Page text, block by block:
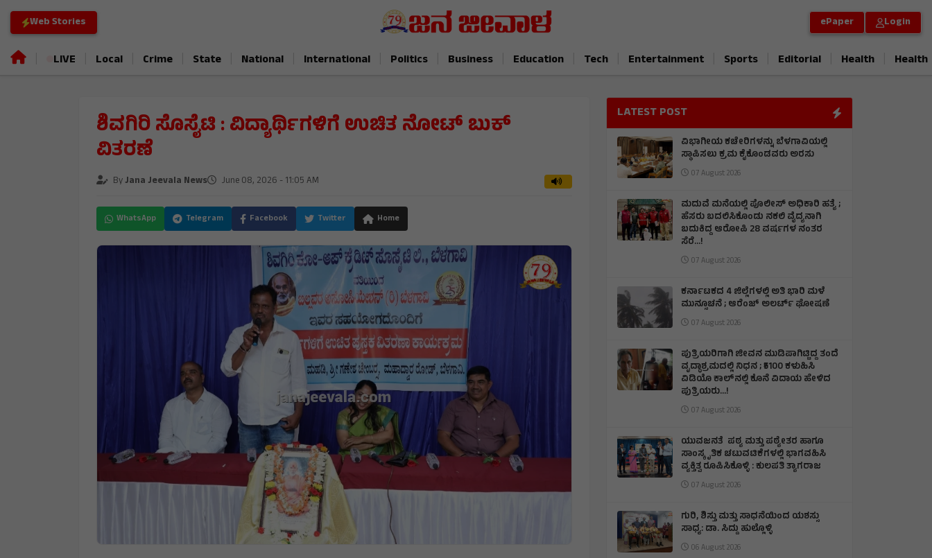
Web Stories ePaper Login
LIVE Local Crime State National International Politics Business Education Tech Entertainment Sports Editorial Health Health
ಶಿವಗಿರಿ ಸೊಸೈಟಿ : ವಿದ್ಯಾರ್ಥಿಗಳಿಗೆ ಉಚಿತ ನೋಟ್ ಬುಕ್
ವಿತರಣೆ
ByJana Jeevala News June 08, 2026 - 11:05 AM
WhatsApp Telegram Facebook Twitter Home
LATEST POST
ವಿಭಾಗೀಯ ಕಚೇರಿಗಳನ್ನು ಬೆಳಗಾವಿಯಲ್ಲಿ
ಸ್ಥಾಪಿಸಲು ಕ್ರಮ ಕೈಕೊಂಡವರು ಅರಸು
07 August 2026
ಮದುವೆ ಮನೆಯಲ್ಲಿ ಪೊಲೀಸ್ ಅಧಿಕಾರಿ ಹತ್ಯೆ ;
ಹೆಸರು ಬದಲಿಸಿಕೊಂಡು ನಕಲಿ ವೈದ್ಯನಾಗಿ
ಬದುಕಿದ್ದ ಆರೋಪಿ 28 ವರ್ಷಗಳ ನಂತರ
ಸೆರೆ…!
07 August 2026
ಕರ್ನಾಟಕದ 4 ಜಿಲ್ಲೆಗಳಲ್ಲಿ ಅತಿ ಭಾರಿ ಮಳೆ
ಮುನ್ಸೂಚನೆ ; ಆರೆಂಜ್‌ ಅಲರ್ಟ್‌ ಘೋಷಣೆ
07 August 2026
ಪುತ್ರಿಯರಿಗಾಗಿ ಜೀವನ ಮುಡಿಪಾಗಿಟ್ಟಿದ್ದ ತಂದೆ
ವೃದ್ಧಾಶ್ರಮದಲ್ಲಿ ನಿಧನ ; ₹5100 ಕಳುಹಿಸಿ
ವಿಡಿಯೊ ಕಾಲ್‌ನಲ್ಲಿ ಕೊನೆ ವಿದಾಯ ಹೇಳಿದ
ಪುತ್ರಿಯರು...!
07 August 2026
ಯುವಜನತೆ ಪಠ್ಯ ಮತ್ತು ಪಠ್ಯೇತರ ಹಾಗೂ
ಸಾಂಸ್ಕೃತಿಕ ಚಟುವಟಿಕೆಗಳಲ್ಲಿ ಭಾಗವಹಿಸಿ
ವ್ಯಕ್ತಿತ್ವ ರೂಪಿಸಿಕೊಳ್ಳಿ : ಕುಲಪತಿ ತ್ಯಾಗರಾಜ
07 August 2026
ಗುರಿ, ಶಿಸ್ತು ಮತ್ತು ಸಾಧನೆಯಿಂದ ಯಶಸ್ಸು
ಸಾಧ್ಯ: ಡಾ. ಸಿದ್ದು ಹುಲ್ಲೊಳ್ಳಿ
06 August 2026